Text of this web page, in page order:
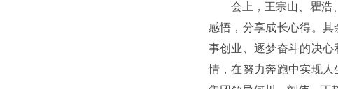
会上，王宗山、瞿浩
感悟，分享成长心得。
事创业、逐梦奋斗的决
情，在努力奔跑中实现人